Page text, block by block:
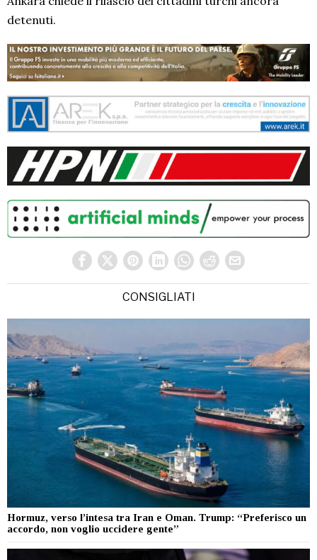
detenuti.
CONSIGLIATI
Hormuz, verso l’intesa tra Iran e Oman. Trump: “Preferisco un
accordo, non voglio uccidere gente”